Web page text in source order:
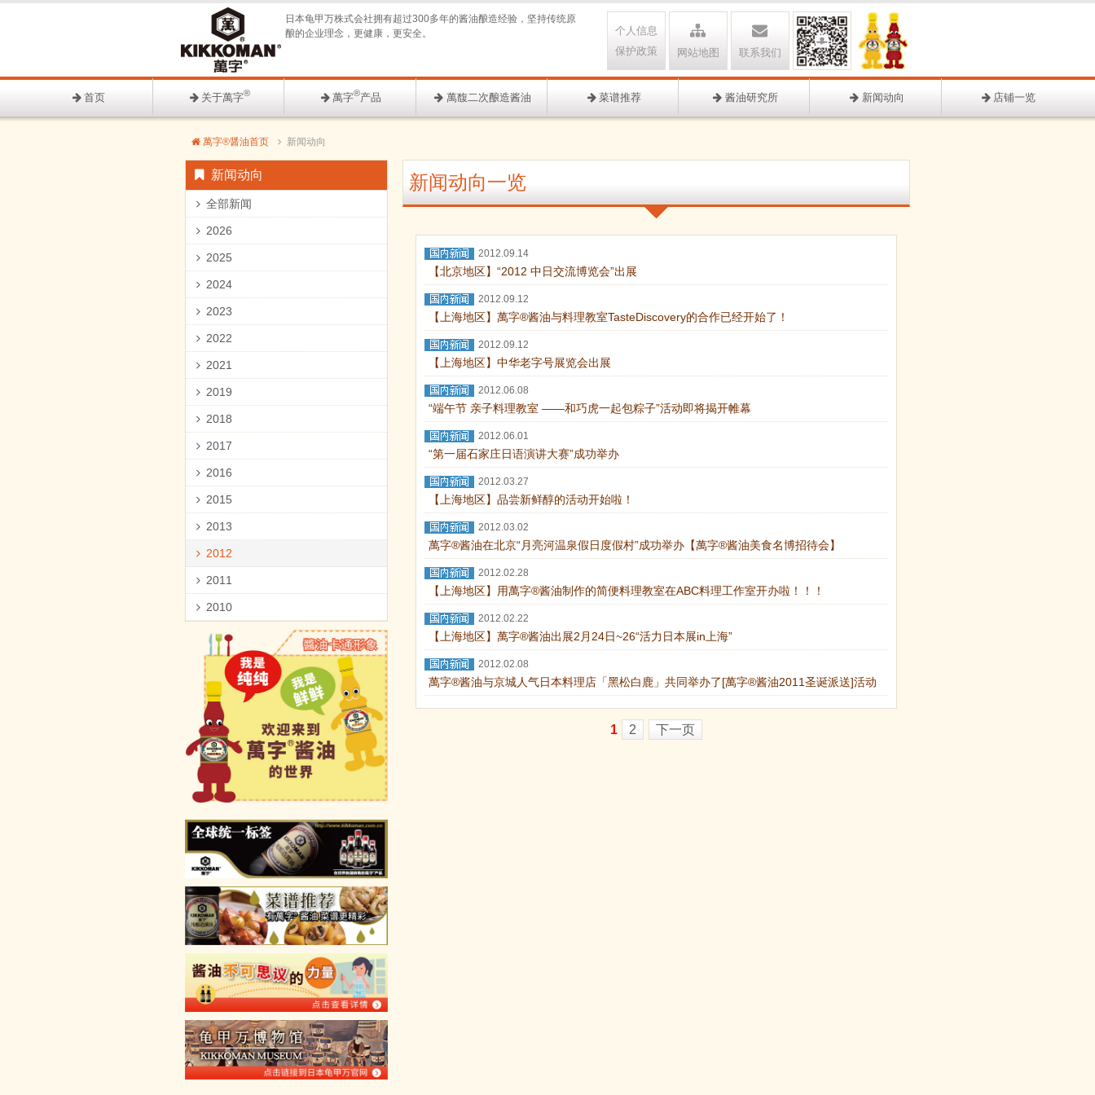
联系我们
网站地图
个人信息
保护政策
日本龟甲万株式会社拥有超过300多年的酱油酿造经验，坚持传统原
酿的企业理念，更健康，更安全。
首页 关于萬字® 萬字®产品 萬馥二次酿造酱油 菜谱推荐 酱油研究所 新闻动向 店铺一览
萬字®醤油首页 新闻动向
新闻动向一览
2012.09.14
【北京地区】“2012 中日交流博览会”出展
2012.09.12
【上海地区】萬字®酱油与料理教室TasteDiscovery的合作已经开始了！
2012.09.12
【上海地区】中华老字号展览会出展
2012.06.08
“端午节 亲子料理教室 ——和巧虎一起包粽子”活动即将揭开帷幕
2012.06.01
“第一届石家庄日语演讲大赛”成功举办
2012.03.27
【上海地区】品尝新鲜醇的活动开始啦！
2012.03.02
萬字®酱油在北京“月亮河温泉假日度假村”成功举办【萬字®酱油美食名博招待会】
2012.02.28
【上海地区】用萬字®酱油制作的简便料理教室在ABC料理工作室开办啦！！！
2012.02.22
【上海地区】萬字®酱油出展2月24日~26“活力日本展in上海”
2012.02.08
萬字®酱油与京城人气日本料理店「黑松白鹿」共同举办了[萬字®酱油2011圣诞派送]活动
1 2 下一页
新闻动向
全部新闻
2026
2025
2024
2023
2022
2021
2019
2018
2017
2016
2015
2013
2012
2011
2010